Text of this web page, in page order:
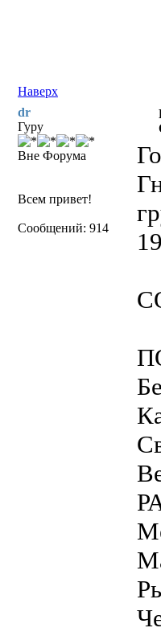
Наверх
dr
Гуру
Вне Форума
Всем привет!
Сообщений: 914